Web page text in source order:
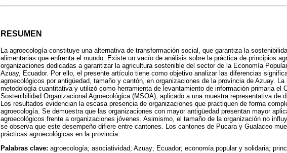
RESUMEN
La agroecología constituye una alternativa de transformación social, que garantiza la
alimentarias que enfrenta el mundo. Existe un vacío de análisis sobre la práctica de principios
organizaciones dedicadas a garantizar la agricultura sostenible del sector de la Economía
Azuay, Ecuador. Por ello, el presente artículo tiene como objetivo analizar las diferencias
agroecológicos por antigüedad, tamaño y cantón, en organizaciones de la provincia de Azuay.
metodología cuantitativa y utilizó como herramienta de levantamiento de información primaria el
Sostenibilidad Organizacional Agroecológica (MSOA), aplicado a una muestra representativa de
Los resultados evidencian la escasa presencia de organizaciones que practiquen de forma
agroecología. Se demuestra que las organizaciones con mayor antigüedad presentan mayor
agroecológicos frente a organizaciones jóvenes. Asimismo, el tamaño de la organización no
se observa que este desempeño difiere entre cantones. Los cantones de Pucara y Gualaceo
prácticas agroecológicas en la provincia.
Palabras clave: agroecología; asociatividad; Azuay; Ecuador; economía popular y solidaria;